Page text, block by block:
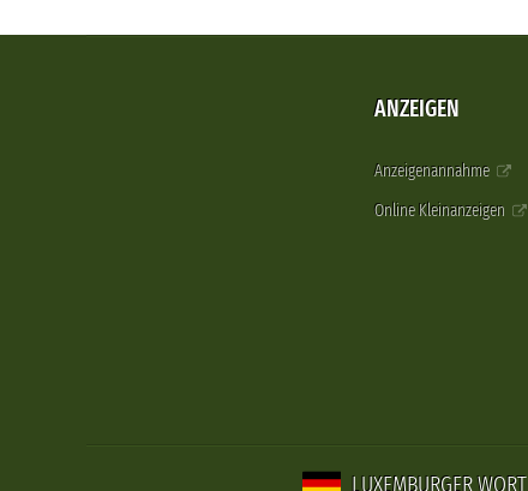
ANZEIGEN
Anzeigenannahme
Online Kleinanzeigen
LUXEMBURGER WORT